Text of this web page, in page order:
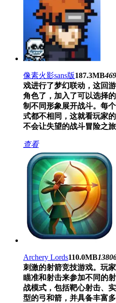
像素火影sans版187.3MB
戏进行了梦幻联动，这回
角色了，加入了可以选择
制不同形象展开战斗。每
式都不相同，这就看玩家
不会让失望的战斗冒险之
查看
Archery Lords110.0MB
刺激的射箭竞技游戏。玩
瞄准和射击来参加不同的
战模式，包括靶心射击、
型的弓和箭，并具备丰富